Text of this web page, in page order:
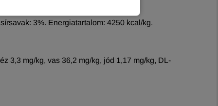
3%. Energiatartalom: 4250 kcal/kg.
3,3 mg/kg, vas 36,2 mg/kg, jód 1,17 mg/kg, DL-